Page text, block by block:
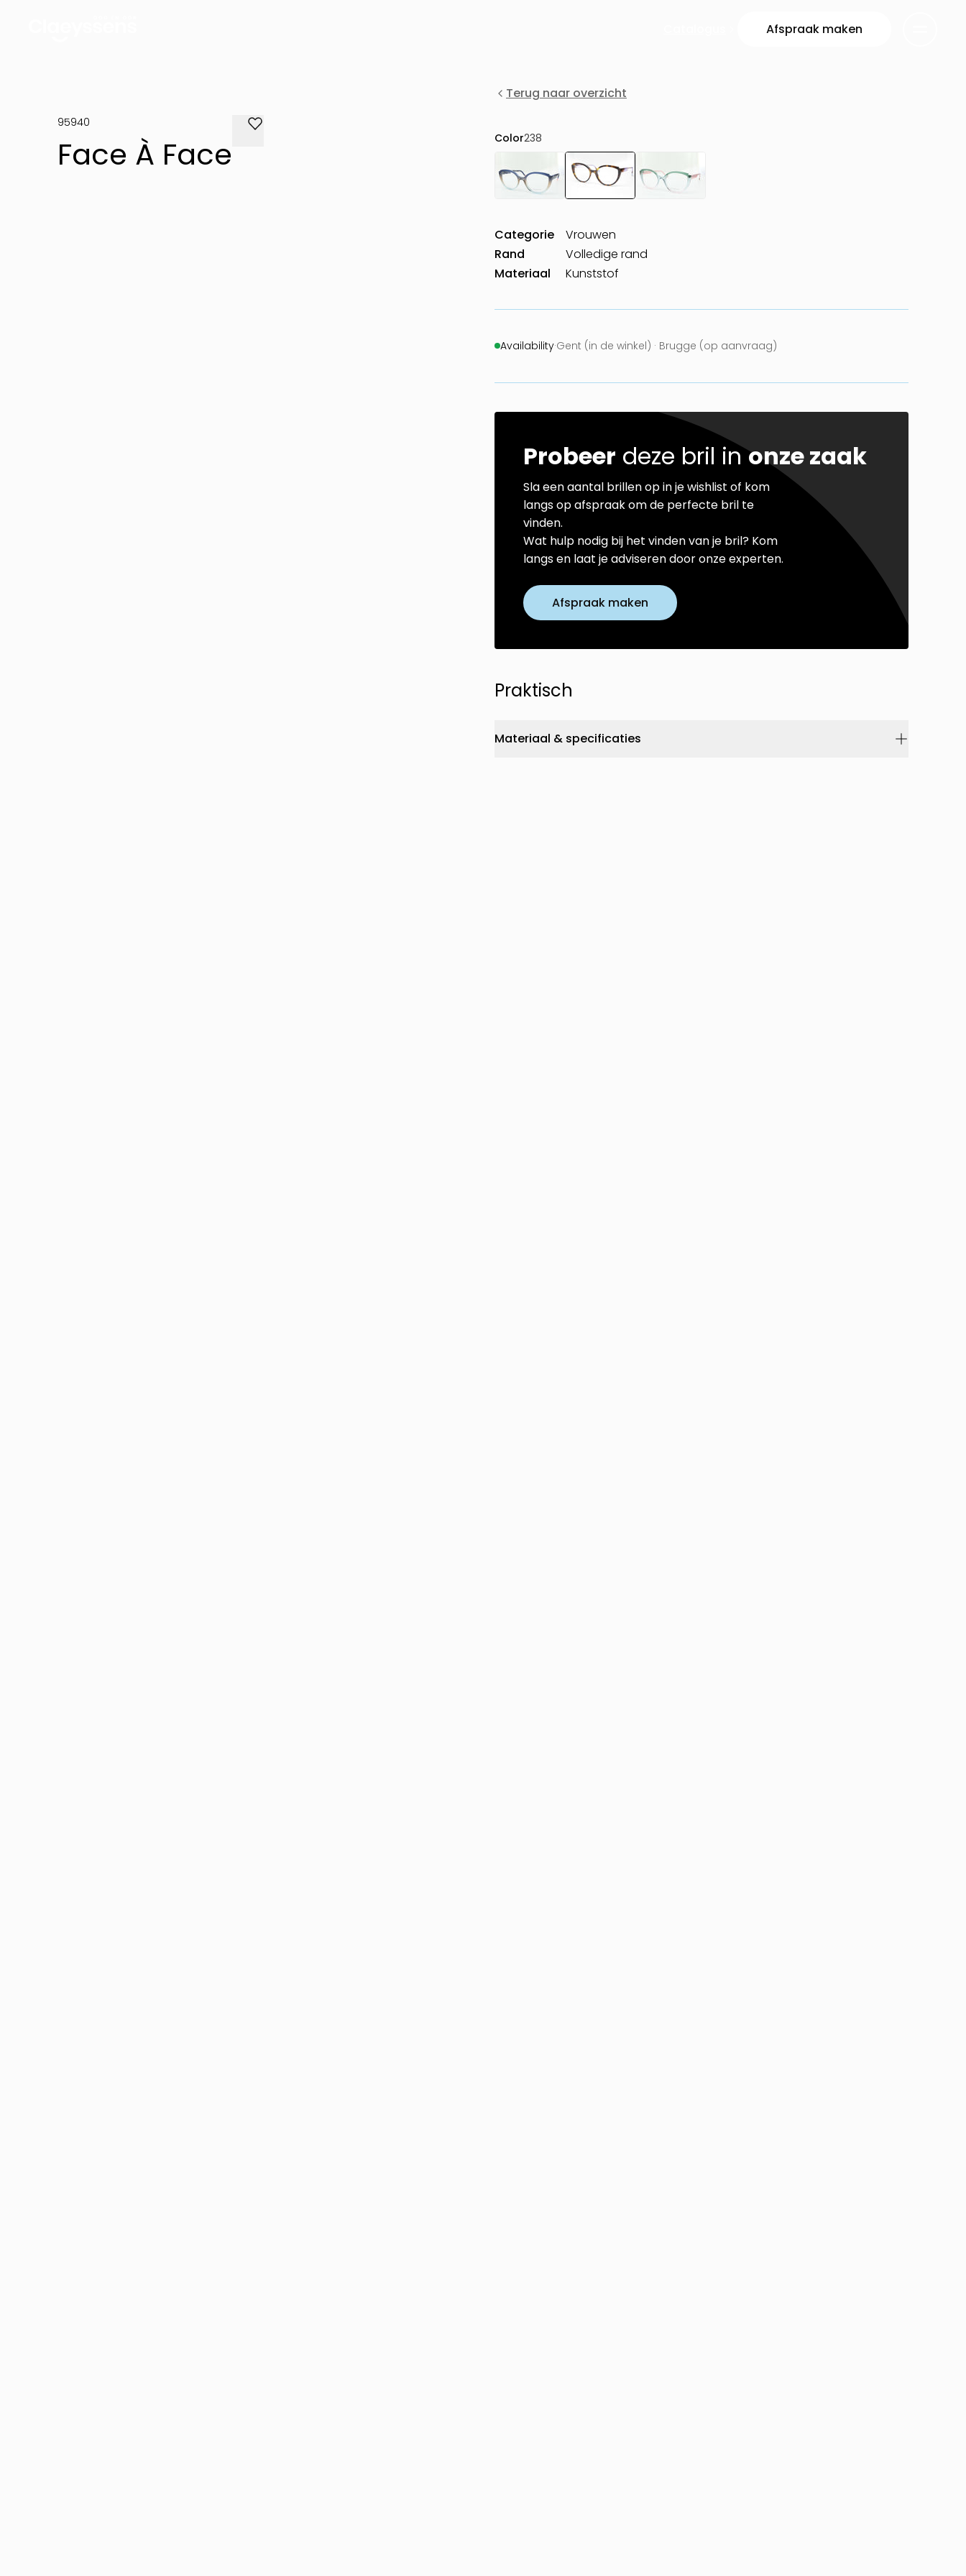
Afspraak maken
95940
Face À Face
Terug naar overzicht
Color238
Categorie
Vrouwen
Rand
Volledige rand
Materiaal
Kunststof
Availability·Gent (in de winkel) · Brugge (op aanvraag)
Probeer deze bril inonze zaak
Sla een aantal brillen op in je wishlist of kom
langs op afspraak om de perfecte bril te
vinden.
Wat hulp nodig bij het vinden van je bril? Kom
langs en laat je adviseren door onze experten.
Afspraak maken
Praktisch
Materiaal & specificaties